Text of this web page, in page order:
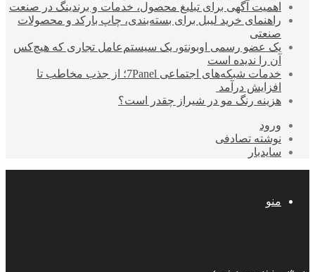
اهمیت آگهی برای تبلیغ محصول، خدمات و برندینگ در صنعت
راهنمای خرید لیبل برای بسته‌بندی، چاپ بارکد و محصولات
صنعتی
یک عضو رسمی اوبونتو، یک سیستم‌عامل تجاری که هیچ‌کس
آن را ندیده است
خدمات شبکه‌های اجتماعی 7Panel؛ از جذب مخاطب تا
افزایش درآمد
هزینه رنگ مو در شیراز چقدر است؟
ورود
نوشته تصادفی
سایدبار
منو